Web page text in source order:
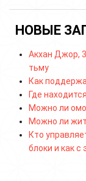
НОВЫЕ
Акхан Джор,
тьму
Как
Где
Можно ли
Можно ли
Кто
блоки и как с